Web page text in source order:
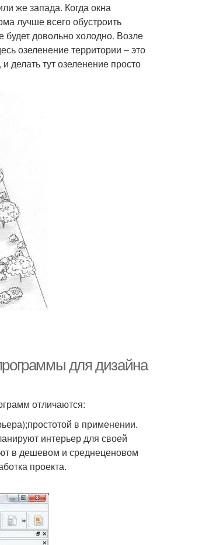
же запада. Когда окна
лучше всего обустроить
довольно холодно. Возле
озеленение территории – это
делать тут озеленение просто
для дизайна
отличаются:
в применении.
интерьер для своей
в дешевом и среднеценовом
проекта.